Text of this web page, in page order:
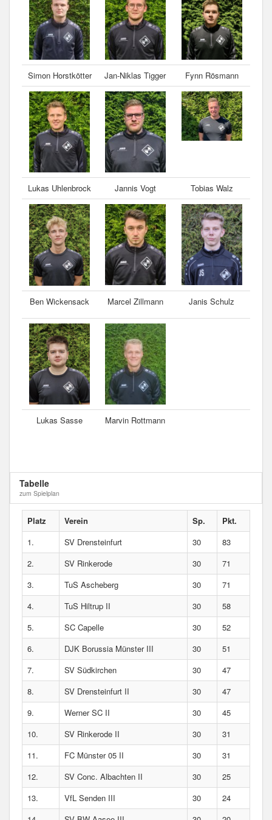
Simon Horstkötter Jan-Niklas Tigger Fynn Rösmann
Lukas Uhlenbrock Jannis Vogt Tobias Walz
Ben Wickensack Marcel Zillmann Janis Schulz
Lukas Sasse Marvin Rottmann
Tabelle
zum Spielplan
Platz Verein Sp.
Pkt.
1.
SV Drensteinfurt 30
83
2.
SV Rinkerode 30
71
3.
TuS Ascheberg 30
71
4.
TuS Hiltrup II 30
58
5.
SC Capelle 30
52
6.
DJK Borussia Münster III 30
51
7.
SV Südkirchen 30
47
8.
SV Drensteinfurt II 30
47
9.
Werner SC II 30
45
10.
SV Rinkerode II 30
31
11.
FC Münster 05 II 30
31
12.
SV Conc. Albachten II 30
25
13.
VfL Senden III 30
24